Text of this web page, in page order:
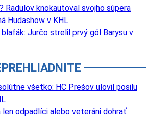
Radulov knokautoval svojho súpera
Hudashow v KHL
blafák: Jurčo strelil prvý gól Barysu v
všetko: HC Prešov ulovil posilu
len odpadlíci alebo veteráni dohrať